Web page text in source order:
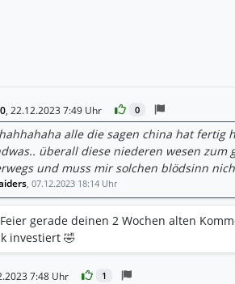
, 22.12.2023 7:49 Uhr 0
alle die sagen china hat fertig
überall diese niederen wesen zum
und muss mir solchen blödsinn
, 07.12.2023 18:14 Uhr
gerade deinen 2 Wochen alten
investiert 🤣
7:48 Uhr 1